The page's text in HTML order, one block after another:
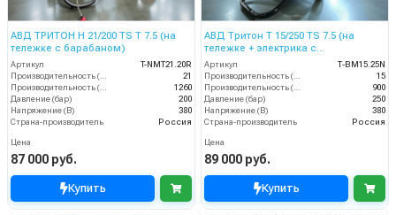
АВД ТРИТОН Н 21/200 TS Т 7.5 (на
тележке с барабаном)
Артикул
T-NMT21.20R
21
1260
Давление (бар)
200
Напряжение (В)
380
Страна-производитель
Россия
Цена
87 000 руб.
Купить
АВД Тритон Т 15/250 TS 7.5 (на
тележке + электрика с
теплозащитой)
Артикул
Т-BM15.25N
15
900
Давление (бар)
250
Напряжение (В)
380
Страна-производитель
Россия
Цена
89 000 руб.
Купить